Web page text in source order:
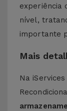
experiência
nível,
importante
Mais
Na